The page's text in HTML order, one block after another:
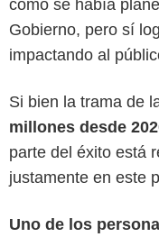
como se había
Gobierno, pero sí
impactando al
Si bien la trama de
millones desde
parte del éxito está
justamente en este
Uno de los